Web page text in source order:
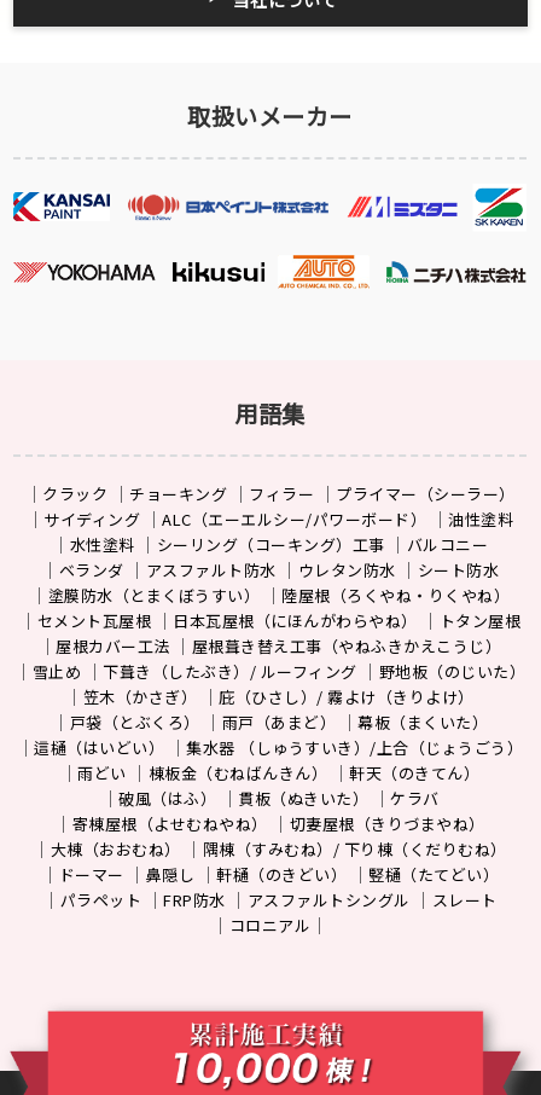
取扱いメーカー
用語集
クラック チョーキング フィラー
プライマー（シーラー）
サイディング
ALC（エーエルシー/パワーボード）
油性塗料
水性塗料
シーリング（コーキング）工事
バルコニー
ベランダ
アスファルト防水 ウレタン防水
シート防水
塗膜防水（とまくぼうすい）
陸屋根（ろくやね・りくやね）
セメント瓦屋根
日本瓦屋根（にほんがわらやね）
トタン屋根
屋根カバー工法
屋根葺き替え工事（やねふきかえこうじ）
雪止め
下葺き（したぶき）/ ルーフィング
野地板（のじいた）
笠木（かさぎ）
庇（ひさし）/ 霧よけ（きりよけ）
戸袋（とぶくろ）
雨戸（あまど）
幕板（まくいた）
這樋（はいどい）
集水器 （しゅうすいき）/上合（じょうごう）
雨どい
棟板金（むねばんきん）
軒天（のきてん）
破風（はふ）
貫板（ぬきいた）
ケラバ
寄棟屋根（よせむねやね）
切妻屋根（きりづまやね）
大棟（おおむね）
隅棟（すみむね）/ 下り棟（くだりむね）
ドーマー
鼻隠し 軒樋（のきどい）
竪樋（たてどい）
パラペット
FRP防水 アスファルトシングル
スレート
コロニアル